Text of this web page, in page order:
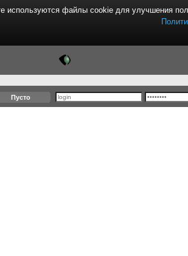
Пусто
используются файлы cookie для улучшения